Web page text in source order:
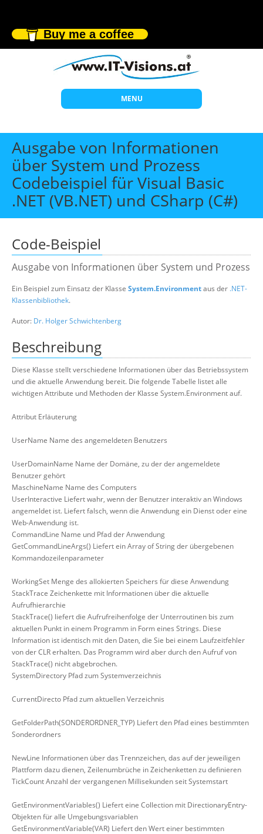
Buy me a coffee
MENU
Start
Themen
Beratung
Individuelle Schulungen
Offene Seminare
Wissen
Über uns
Ausgabe von Informationen
über System und Prozess
Codebeispiel für Visual Basic
.NET (VB.NET) und CSharp (C#)
Code-Beispiel
Ausgabe von Informationen über System und Prozess
Ein Beispiel zum Einsatz der Klasse System.Environmentaus der .NET-
Klassenbibliothek.
Autor: Dr. Holger Schwichtenberg
Beschreibung
Diese Klasse stellt verschiedene Informationen über das Betriebssystem
und die aktuelle Anwendung bereit. Die folgende Tabelle listet alle
wichtigen Attribute und Methoden der Klasse System.Environment auf.
Attribut Erläuterung
UserName Name des angemeldeten Benutzers
UserDomainName Name der Domäne, zu der der angemeldete
Benutzer gehört
MaschineName Name des Computers
UserInteractive Liefert wahr, wenn der Benutzer interaktiv an Windows
angemeldet ist. Liefert falsch, wenn die Anwendung ein Dienst oder eine
Web-Anwendung ist.
CommandLine Name und Pfad der Anwendung
GetCommandLineArgs() Liefert ein Array of String der übergebenen
Kommandozeilenparameter
WorkingSet Menge des allokierten Speichers für diese Anwendung
StackTrace Zeichenkette mit Informationen über die aktuelle
Aufrufhierarchie
StackTrace() liefert die Aufrufreihenfolge der Unterroutinen bis zum
aktuellen Punkt in einem Programm in Form eines Strings. Diese
Information ist identisch mit den Daten, die Sie bei einem Laufzeitfehler
von der CLR erhalten. Das Programm wird aber durch den Aufruf von
StackTrace() nicht abgebrochen.
SystemDirectory Pfad zum Systemverzeichnis
CurrentDirecto Pfad zum aktuellen Verzeichnis
GetFolderPath(SONDERORDNER_TYP) Liefert den Pfad eines bestimmten
Sonderordners
NewLine Informationen über das Trennzeichen, das auf der jeweiligen
Plattform dazu dienen, Zeilenumbrüche in Zeichenketten zu definieren
TickCount Anzahl der vergangenen Millisekunden seit Systemstart
GetEnvironmentVariables() Liefert eine Collection mit DirectionaryEntry-
Objekten für alle Umgebungsvariablen
GetEnvironmentVariable(VAR) Liefert den Wert einer bestimmten